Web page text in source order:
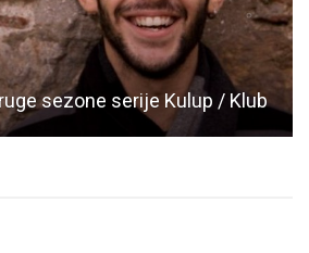
sezone serije Kulup / Klub